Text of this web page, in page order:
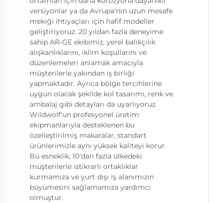
versiyonlar ya da Avrupa'nın uzun mesafe
mekiği ihtiyaçları için hafif modeller
geliştiriyoruz. 20 yıldan fazla deneyime
sahip AR-GE ekibimiz, yerel balıkçılık
alışkanlıklarını, iklim koşullarını ve
düzenlemeleri anlamak amacıyla
müşterilerle yakından iş birliği
yapmaktadır. Ayrıca bölge tercihlerine
uygun olacak şekilde kol tasarımı, renk ve
ambalaj gibi detayları da uyarlıyoruz.
Wildwolf'un profesyonel üretim
ekipmanlarıyla desteklenen bu
özelleştirilmiş makaralar, standart
ürünlerimizle aynı yüksek kaliteyi korur.
Bu esneklik, 10'dan fazla ülkedeki
müşterilerle istikrarlı ortaklıklar
kurmamıza ve yurt dışı iş alanımızın
büyümesini sağlamamıza yardımcı
olmuştur.